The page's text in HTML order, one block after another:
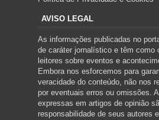
AVISO LEGAL
As informações publicadas no
de caráter jornalístico e têm como
leitores sobre eventos e
Embora nos esforcemos para
veracidade do conteúdo, não nos
por eventuais erros ou omissões.
expressas em artigos de opinião
responsabilidade de seus autores